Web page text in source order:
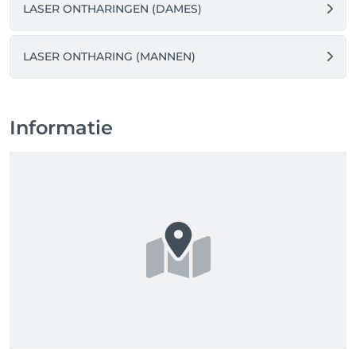
LASER ONTHARINGEN (DAMES)
LASER ONTHARING (MANNEN)
Informatie